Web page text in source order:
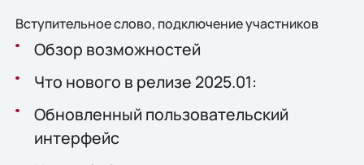
Вступительное слово, подключение участников
Обзор возможностей
Что нового в релизе 2025.01:
Обновленный пользовательский
интерфейс